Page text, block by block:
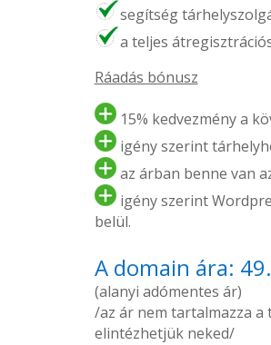
segítség
a teljes
Ráadás bónusz
15% kedvezmény a
igény szerint
az árban benne van
igény szerint
belül.
A domain ára:
(alanyi adómentes ár)
/az ár nem tartalmazza
elintézhetjük neked/